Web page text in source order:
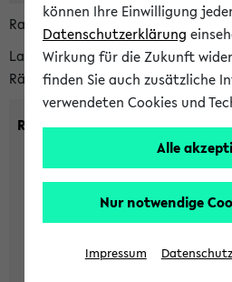
Raumanfragen:
Lassen Sie sich alle Räume
Räumen mit bestimmten
Raumkriterien:
max. Plätze:
können Ihre Einwilligung
Datenschutzerklärung
Wirkung für die Zukunft
finden Sie auch zusätzliche
verwendeten Cookies und
Alle
Nur notwendige
Impressum Datenschutz